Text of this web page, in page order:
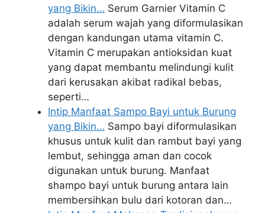
yang Bikin… Serum Garnier Vitamin C
adalah serum wajah yang diformulasikan
dengan kandungan utama vitamin C.
Vitamin C merupakan antioksidan kuat
yang dapat membantu melindungi kulit
dari kerusakan akibat radikal bebas,
seperti…
Intip Manfaat Sampo Bayi untuk Burung
yang Bikin… Sampo bayi diformulasikan
khusus untuk kulit dan rambut bayi yang
lembut, sehingga aman dan cocok
digunakan untuk burung. Manfaat
shampo bayi untuk burung antara lain
membersihkan bulu dari kotoran dan…